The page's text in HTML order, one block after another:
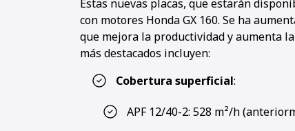
Estas nuevas placas, que estarán
con motores Honda GX 160. Se ha
que mejora la productividad y aumenta
más destacados incluyen:
Cobertura superficial:
APF 12/40-2: 528 m²/h